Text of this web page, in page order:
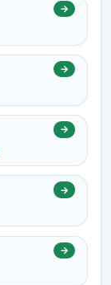
→
→
→
→
→